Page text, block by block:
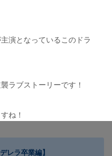
演となっているこのドラ
ラブストーリーです！
ね！
レラ卒業編】